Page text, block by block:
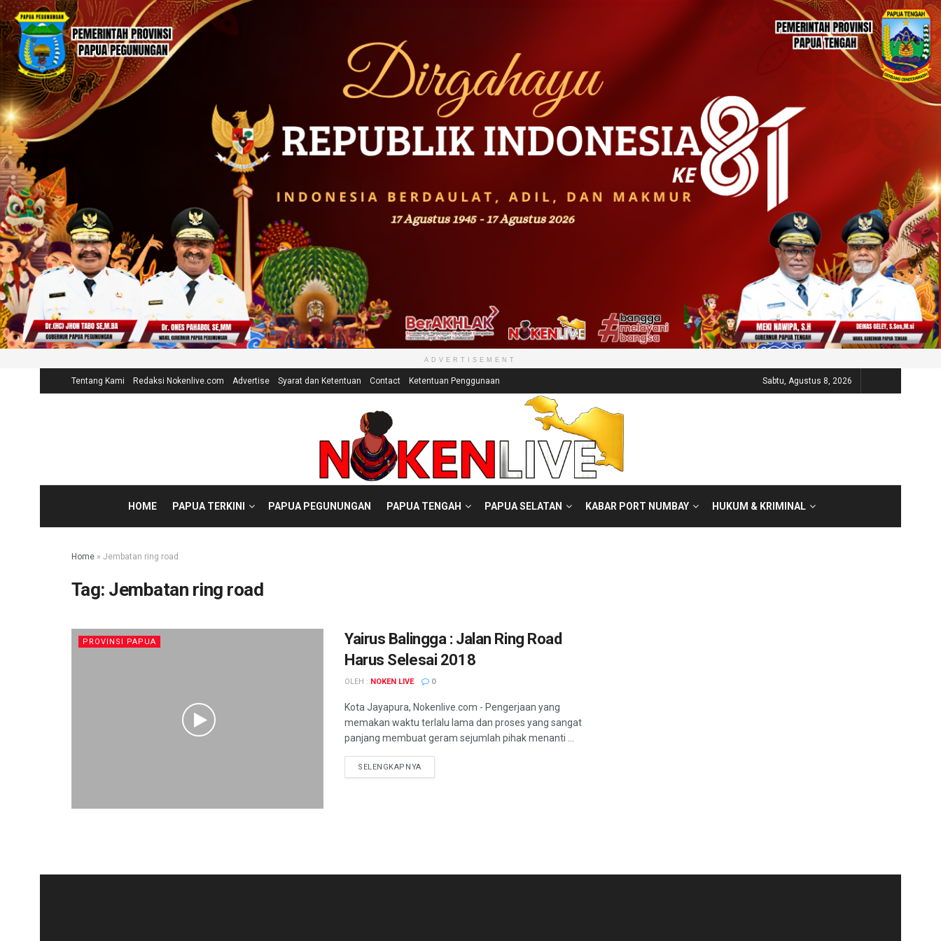
ADVERTISEMENT
Tentang Kami Redaksi Nokenlive.com Advertise Syarat dan Ketentuan Contact Ketentuan Penggunaan Sabtu, Agustus 8, 2026
HOME PAPUA TERKINI PAPUA PEGUNUNGAN PAPUA TENGAH PAPUA SELATAN KABAR PORT NUMBAY HUKUM & KRIMINAL
Home » Jembatan ring road
Tag: Jembatan ring road
PROVINSI PAPUA
Yairus Balingga : Jalan Ring Road
Harus Selesai 2018
OLEH : NOKEN LIVE 0
Kota Jayapura, Nokenlive.com - Pengerjaan yang
memakan waktu terlalu lama dan proses yang sangat
panjang membuat geram sejumlah pihak menanti ...
SELENGKAPNYADETAILS